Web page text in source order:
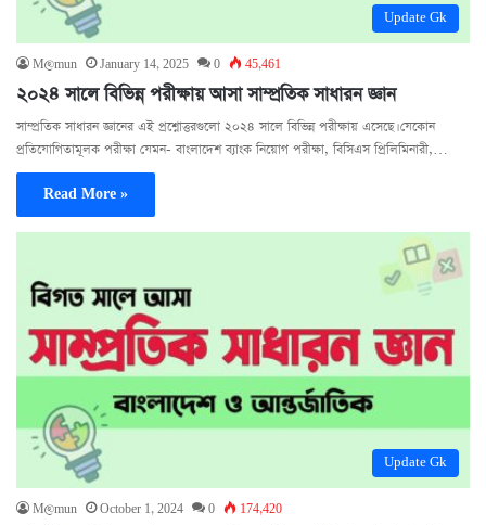
Update Gk
M@mun January 14, 2025 0 45,461
২০২৪ সালে বিভিন্ন পরীক্ষায় আসা সাম্প্রতিক সাধারন জ্ঞান
সাম্প্রতিক সাধারন জ্ঞানের এই প্রশ্নোত্তরগুলো ২০২৪ সালে বিভিন্ন পরীক্ষায় এসেছে। যেকোন
প্রতিযোগিতামূলক পরীক্ষা যেমন- বাংলাদেশ ব্যাংক নিয়োগ পরীক্ষা, বিসিএস প্রিলিমিনারী,…
Read More »
Update Gk
M@mun October 1, 2024 0 174,420